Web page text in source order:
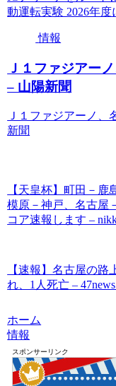
動運転実験 2026年
情報
Ｊ１ファジアー
– 山陽新聞
Ｊ１ファジアーノ、
新聞
【天皇杯】町田－鹿
模原－神戸、名古屋
コア速報します –
【速報】名古屋の路
れ、1人死亡 –
ホーム
情報
スポンサーリンク